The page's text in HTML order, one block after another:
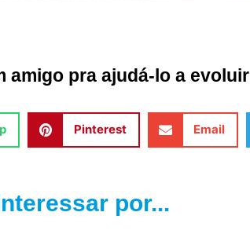
amigo pra ajudá-lo a evoluir
Pinterest Email
por...